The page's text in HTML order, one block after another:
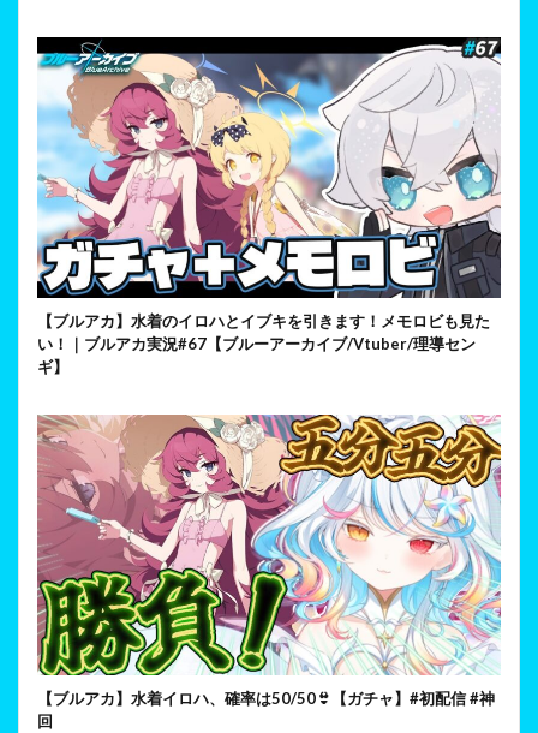
【ブルアカ】水着のイロハとイブキを引きます！メモロビも見た
い！｜ブルアカ実況#67【ブルーアーカイブ/Vtuber/理導セン
ギ】
【ブルアカ】水着イロハ、確率は50/50👙【ガチャ】#初配信 #神
回